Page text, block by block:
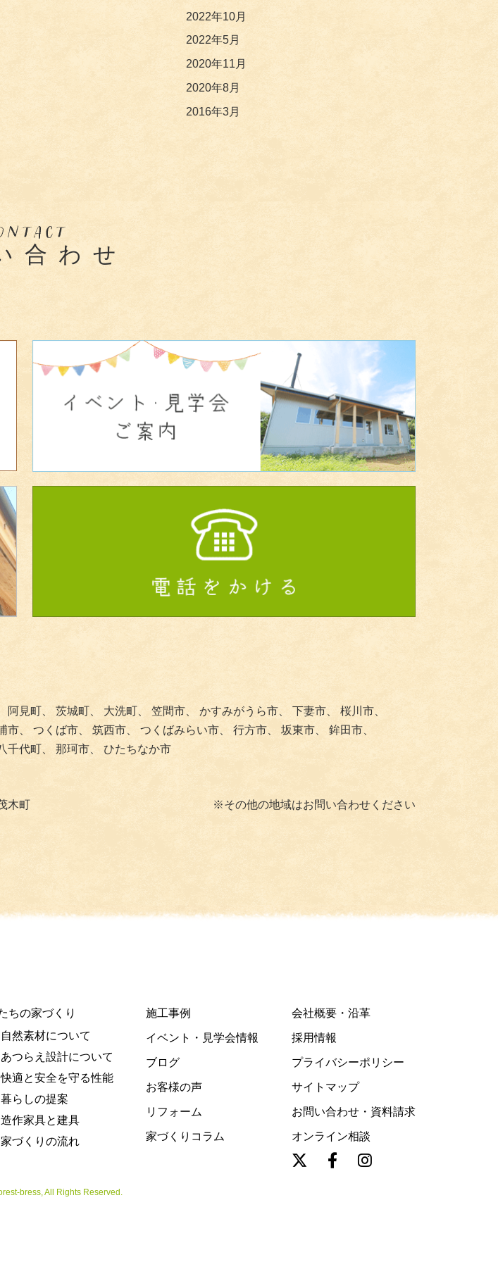
2022年10月
2022年5月
2020年11月
2020年8月
2016年3月
合わせ
阿見町、 茨城町、 大洗町、 笠間市、 かすみがうら市、 下妻市、
桜川市、
市、 つくば市、 筑西市、 つくばみらい市、 行方市、 坂東市、
鉾田市、
千代町、 那珂市、 ひたちなか市
木町 ※その他の地域はお問い合わせください
ちの家づくり
自然素材について
あつらえ設計について
快適と安全を守る性能
暮らしの提案
造作家具と建具
家づくりの流れ
施工事例
イベント・見学会情報
ブログ
お客様の声
リフォーム
家づくりコラム
会社概要・沿革
採用情報
プライバシーポリシー
サイトマップ
お問い合わせ・資料請求
オンライン相談
bress, All Rights Reserved.